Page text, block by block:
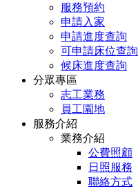
服務預約
申請入家
申請進度查詢
可申請床位查詢
候床進度查詢
分眾專區
志工業務
員工園地
服務介紹
業務介紹
公費照顧
日照服務
聯絡方式